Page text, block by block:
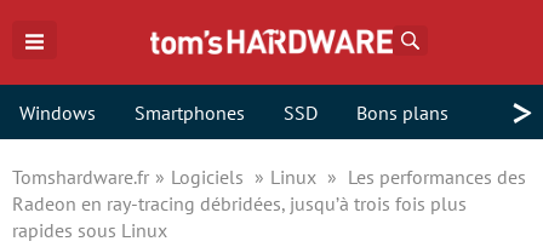
Windows Smartphones SSD Bons plans >
Tomshardware.fr Logiciels Linux
Les performances des
Radeon en ray-tracing débridées, jusqu’à trois fois plus
rapides sous Linux